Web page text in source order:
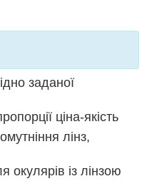
заданої
ціна-якість
лінз,
окулярів із лінзою